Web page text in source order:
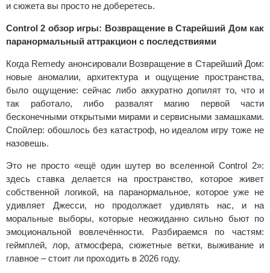
и сюжета вы просто не доберетесь.
Control 2 обзор игры: Возвращение в Старейший Дом как
паранормальный аттракцион с последствиями
Когда Remedy анонсировали Возвращение в Старейший Дом:
новые аномалии, архитектура и ощущение пространства,
было ощущение: сейчас либо аккуратно допилят то, что и
так работало, либо развалят магию первой части
бесконечными открытыми мирами и сервисными замашками.
Спойлер: обошлось без катастроф, но идеалом игру тоже не
назовешь.
Это не просто «ещё один шутер во вселенной Control 2»:
здесь ставка делается на пространство, которое живет
собственной логикой, на паранормальное, которое уже не
удивляет Джесси, но продолжает удивлять нас, и на
моральные выборы, которые неожиданно сильно бьют по
эмоциональной вовлечённости. Разбираемся по частям:
геймплей, лор, атмосфера, сюжетные ветки, выживание и
главное – стоит ли проходить в 2026 году.